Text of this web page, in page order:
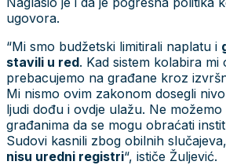
ugovora.
“Mi smo budžetski limitirali naplatu i
stavili u red. Kad sistem kolabira
prebacujemo na građane kroz
Mi nismo ovim zakonom dosegli
ljudi dođu i ovdje ulažu. Ne možemo
građanima da se mogu obraćati
Sudovi kasnili zbog obilnih
nisu uredni registri“, ističe Žuljević.